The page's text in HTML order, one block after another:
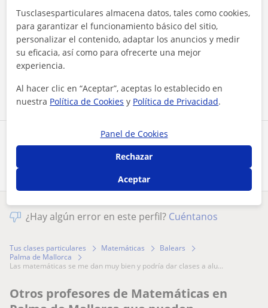
Comparte a este profesor
Al hacer clic, aceptas nuestroaviso legaly deprivacidad
¿Hay algún error en este perfil? Cuéntanos
Tus clases particulares Matemáticas
Balears
Palma de Mallorca
las matemáticas se me dan muy bien y podría dar clases a alu...
Otros profesores de Matemáticas en
Tusclasesparticulares almacena datos, tales como cookies,
para garantizar el funcionamiento básico del sitio,
personalizar el contenido, adaptar los anuncios y medir
su eficacia, así como para ofrecerte una mejor
experiencia.
Al hacer clic en “Aceptar”, aceptas lo establecido en
nuestra Política de Cookies y Política de Privacidad.
Panel de Cookies
Rechazar
Aceptar